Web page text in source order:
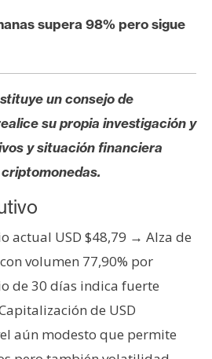
supera 98% pero sigue
un consejo de
su propia investigación y
y situación financiera
actual USD $48,79 → Alza de
volumen 77,90% por
de 30 días indica fuerte
de USD
aún modesto que permite